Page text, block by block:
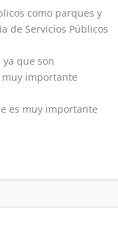
como parques y
de Servicios Públicos
que son
importante
es muy importante